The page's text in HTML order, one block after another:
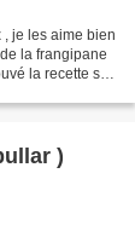
je les aime bien
la frangipane
la recette sur
)